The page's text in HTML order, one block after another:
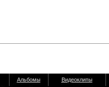
Альбомы
Видеоклипы